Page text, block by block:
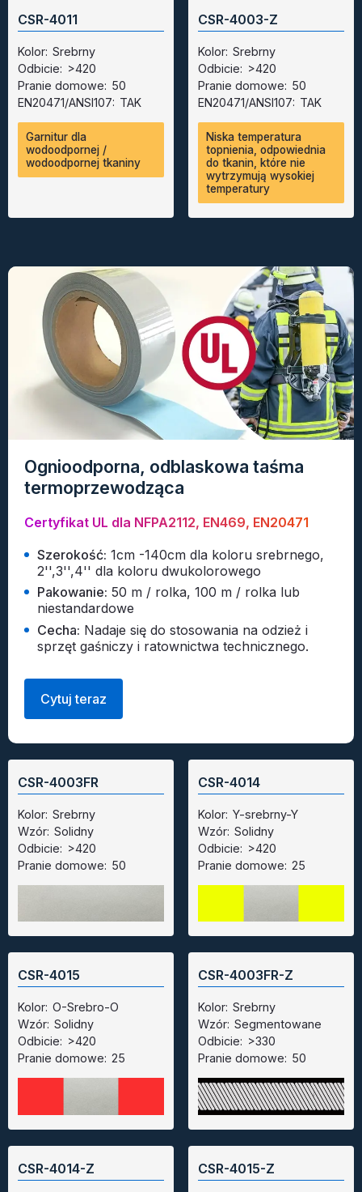
CSR-4011
Kolor: Srebrny
Odbicie: >420
Pranie domowe: 50
EN20471/ANSI107: TAK
Garnitur dla
wodoodpornej /
wodoodpornej tkaniny
CSR-4003-Z
Kolor: Srebrny
Odbicie: >420
Pranie domowe: 50
EN20471/ANSI107: TAK
Niska temperatura
topnienia, odpowiednia
do tkanin, które nie
wytrzymują wysokiej
temperatury
Ognioodporna, odblaskowa taśma
termoprzewodząca
Certyfikat UL dla NFPA2112, EN469, EN20471
Szerokość: 1cm -140cm dla koloru srebrnego,
2'',3'',4'' dla koloru dwukolorowego
Pakowanie: 50 m / rolka, 100 m / rolka lub
niestandardowe
Cecha: Nadaje się do stosowania na odzież i
sprzęt gaśniczy i ratownictwa technicznego.
Cytuj teraz
CSR-4003FR
Kolor: Srebrny
Wzór: Solidny
Odbicie: >420
Pranie domowe: 50
CSR-4014
Kolor: Y-srebrny-Y
Wzór: Solidny
Odbicie: >420
Pranie domowe: 25
CSR-4015
Kolor: O-Srebro-O
Wzór: Solidny
Odbicie: >420
Pranie domowe: 25
CSR-4003FR-Z
Kolor: Srebrny
Wzór: Segmentowane
Odbicie: >330
Pranie domowe: 50
CSR-4014-Z CSR-4015-Z